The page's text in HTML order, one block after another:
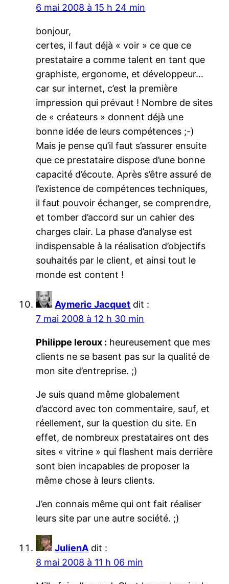
6 mai 2008 à 15 h 24 min
bonjour,
certes, il faut déjà « voir » ce que ce
prestataire a comme talent en tant que
graphiste, ergonome, et développeur…
car sur internet, c’est la première
impression qui prévaut ! Nombre de sites
de « créateurs » donnent déjà une
bonne idée de leurs compétences ;-)
Mais je pense qu’il faut s’assurer ensuite
que ce prestataire dispose d’une bonne
capacité d’écoute. Après s’être assuré de
l’existence de compétences techniques,
il faut pouvoir échanger, se comprendre,
et tomber d’accord sur un cahier des
charges clair. La phase d’analyse est
indispensable à la réalisation d’objectifs
souhaités par le client, et ainsi tout le
monde est content !
Aymeric Jacquet dit :
7 mai 2008 à 12 h 30 min
Philippe leroux : heureusement que mes
clients ne se basent pas sur la qualité de
mon site d’entreprise. ;)
Je suis quand même globalement
d’accord avec ton commentaire, sauf, et
réellement, sur la question du site. En
effet, de nombreux prestataires ont des
sites « vitrine » qui flashent mais derrière
sont bien incapables de proposer la
même chose à leurs clients.
J’en connais même qui ont fait réaliser
leurs site par une autre société. ;)
JulienA dit :
8 mai 2008 à 11 h 06 min